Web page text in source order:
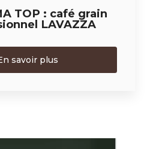
TOP : café grain
LAVAZZA
savoir plus